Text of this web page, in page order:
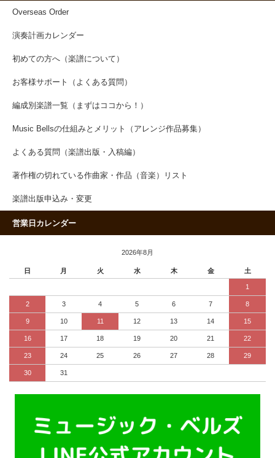
Overseas Order
演奏計画カレンダー
初めての方へ（楽譜について）
お客様サポート（よくある質問）
編成別楽譜一覧（まずはココから！）
Music Bellsの仕組みとメリット（アレンジ作品募集）
よくある質問（楽譜出版・入稿編）
著作権の切れている作曲家・作品（音楽）リスト
楽譜出版申込み・変更
営業日カレンダー
2026年8月
日 月 火 水 木 金 土
1
2 3 4 5 6 7 8
9 10 11 12 13 14 15
16 17 18 19 20 21 22
23 24 25 26 27 28 29
30 31